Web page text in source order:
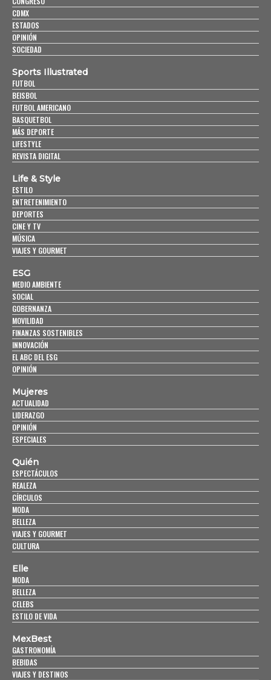
CDMX
ESTADOS
OPINIÓN
SOCIEDAD
Sports Illustrated
FUTBOL
BEISBOL
FUTBOL AMERICANO
BASQUETBOL
MÁS DEPORTE
LIFESTYLE
REVISTA DIGITAL
Life & Style
ESTILO
ENTRETENIMIENTO
DEPORTES
CINE Y TV
MÚSICA
VIAJES Y GOURMET
ESG
MEDIO AMBIENTE
SOCIAL
GOBERNANZA
MOVILIDAD
FINANZAS SOSTENIBLES
INNOVACIÓN
EL ABC DEL ESG
OPINIÓN
Mujeres
ACTUALIDAD
LIDERAZGO
OPINIÓN
ESPECIALES
Quién
ESPECTÁCULOS
REALEZA
CÍRCULOS
MODA
BELLEZA
VIAJES Y GOURMET
CULTURA
Elle
MODA
BELLEZA
CELEBS
ESTILO DE VIDA
MexBest
GASTRONOMÍA
BEBIDAS
VIAJES Y DESTINOS